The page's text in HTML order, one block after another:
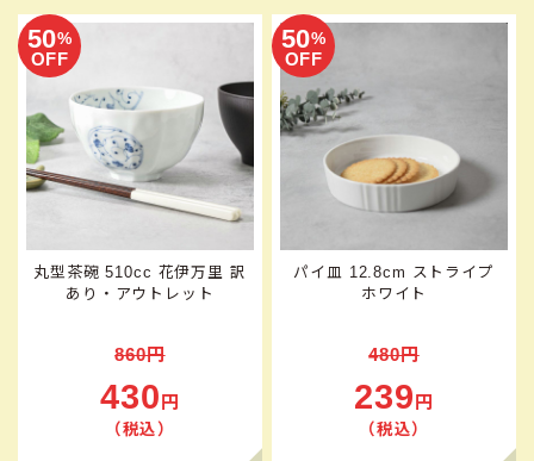
50%
OFF
丸型茶碗 510cc 花伊万里 訳
あり・アウトレット
860円
430 円
（税込）
50%
OFF
パイ皿 12.8cm ストライプ
ホワイト
480円
239 円
（税込）